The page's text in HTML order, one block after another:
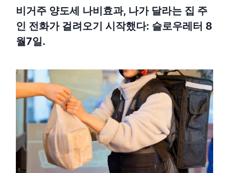
비거주 양도세 나비효과, 나가 달라는 집 주
인 전화가 걸려오기 시작했다: 슬로우레터 8
월7일.